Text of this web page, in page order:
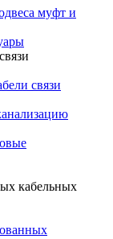
муфт и
связи
кабельных